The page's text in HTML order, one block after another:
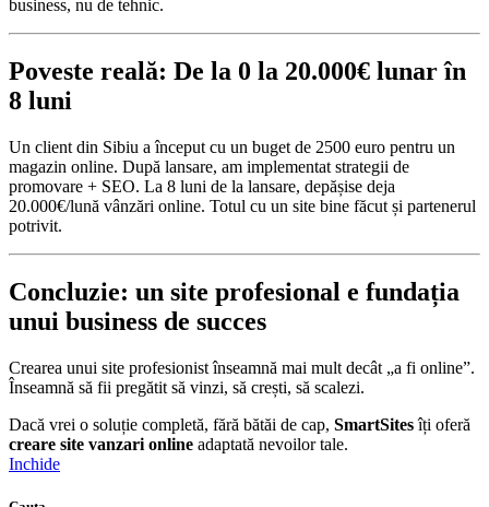
business, nu de tehnic.
Poveste reală: De la 0 la 20.000€ lunar în
8 luni
Un client din Sibiu a început cu un buget de 2500 euro pentru un
magazin online. După lansare, am implementat strategii de
promovare + SEO. La 8 luni de la lansare, depășise deja
20.000€/lună vânzări online. Totul cu un site bine făcut și partenerul
potrivit.
Concluzie: un site profesional e fundația
unui business de succes
Crearea unui site profesionist înseamnă mai mult decât „a fi online”.
Înseamnă să fii pregătit să vinzi, să crești, să scalezi.
Dacă vrei o soluție completă, fără bătăi de cap, SmartSitesîți oferă
creare site vanzari online adaptată nevoilor tale.
Inchide